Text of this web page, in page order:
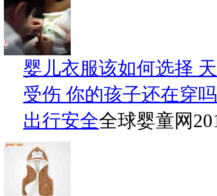
婴儿衣服该如何选择
受伤 你的孩子还在穿吗
出行安全全球婴童网